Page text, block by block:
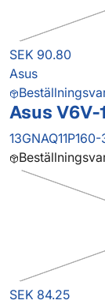
SEK 90.80
Asus
Asus V6V-
13GNAQ11P160-
SEK 84.25